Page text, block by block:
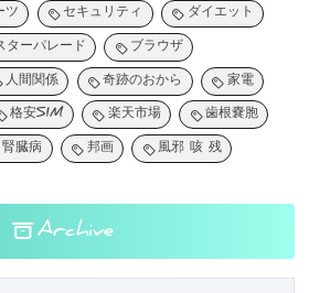
ツ セキュリティ ダイエット
ターパレード ブラウザ
人間関係 奇跡のおから 家電
格安SIM 楽天市場 歯根嚢胞
臓病 邦画 風邪 咳 残
Archive